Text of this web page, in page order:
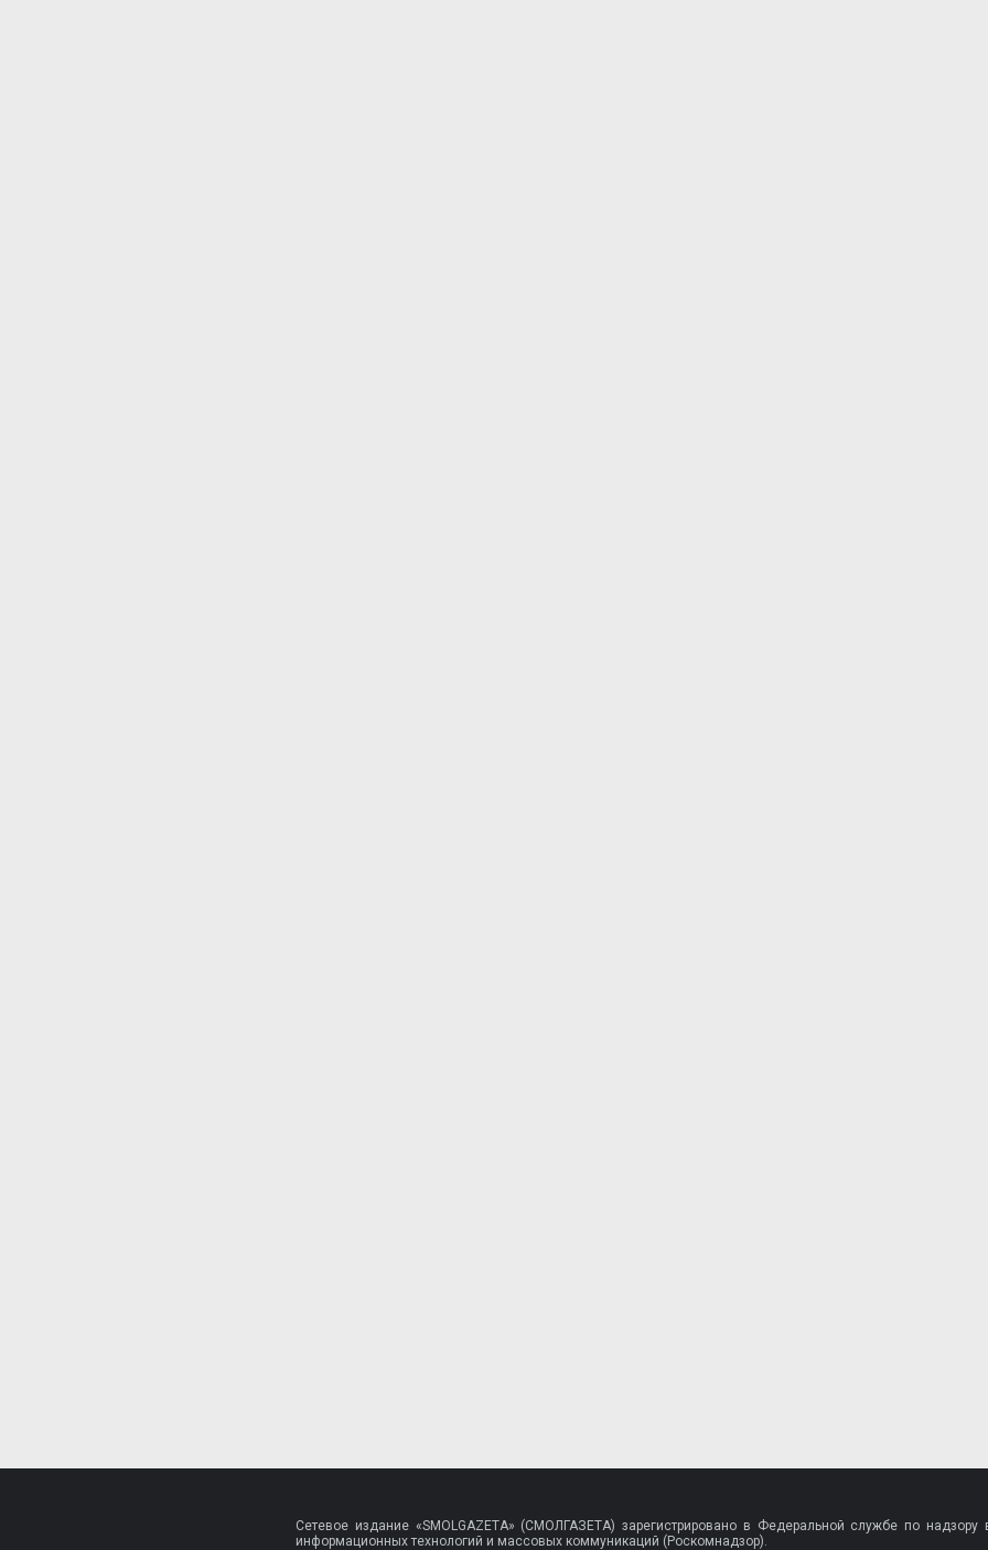
Сетевое издание «SMOLGAZETA» (СМОЛГАЗЕТА) зарегистрировано в Федеральной службе по надзору
информационных технологий и массовых коммуникаций (Роскомнадзор).